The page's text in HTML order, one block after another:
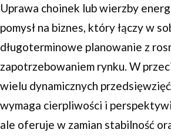
Uprawa choinek lub wierzby
pomysł na biznes, który łączy w
długoterminowe planowanie z
zapotrzebowaniem rynku. W
wielu dynamicznych
wymaga cierpliwości i
ale oferuje w zamian stabilność